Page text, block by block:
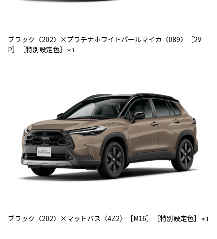
ブラック〈202〉×プラチナホワイトパールマイカ〈089〉［2V
P］［特別設定色］
＊1
ブラック〈202〉×マッドバス〈4Z2〉［M16］［特別設定色］ ＊1